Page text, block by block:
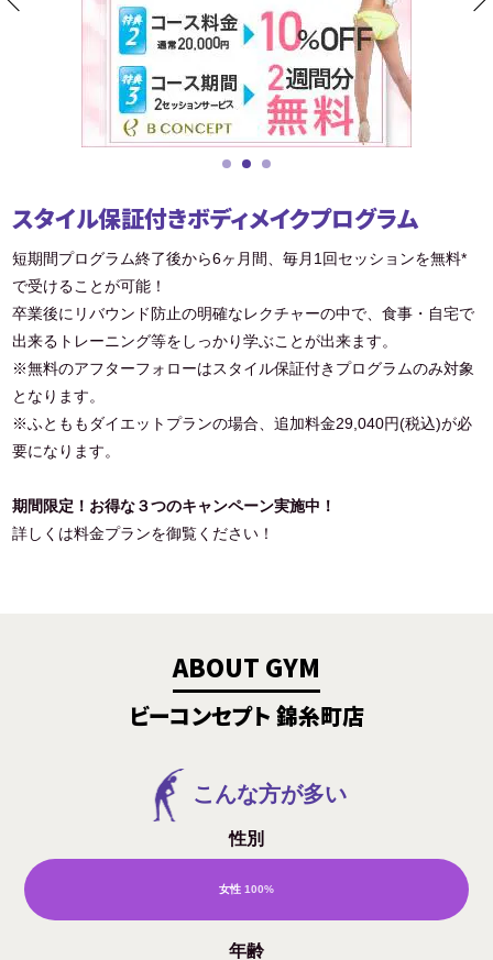
スタイル保証付きボディメイクプログラム
短期間プログラム終了後から6ヶ月間、毎月1回セッションを無料*
で受けることが可能！
卒業後にリバウンド防止の明確なレクチャーの中で、食事・自宅で
出来るトレーニング等をしっかり学ぶことが出来ます。
※無料のアフターフォローはスタイル保証付きプログラムのみ対象
となります。
※ふとももダイエットプランの場合、追加料金29,040円(税込)が必
要になります。
期間限定！お得な３つのキャンペーン実施中！
詳しくは料金プランを御覧ください！
ABOUT GYM
ビーコンセプト 錦糸町店
こんな方が多い
性別
女性 100% 男
年齢